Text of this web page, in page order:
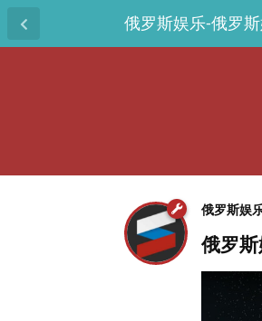
俄罗斯娱乐-俄罗
俄罗斯娱
俄罗